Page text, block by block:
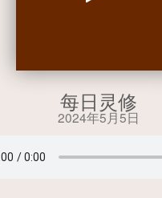
每日灵修
2024年5月5日